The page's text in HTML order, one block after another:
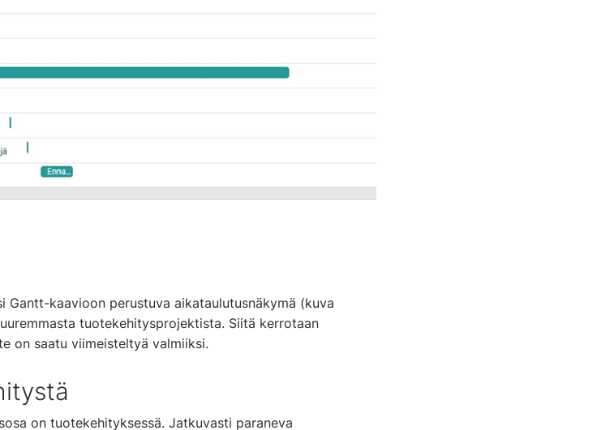
kaavioon perustuva aikataulutusnäkymä (kuva
tuotekehitysprojektista. Siitä kerrotaan
on saatu viimeisteltyä valmiiksi.
on tuotekehityksessä. Jatkuvasti paraneva